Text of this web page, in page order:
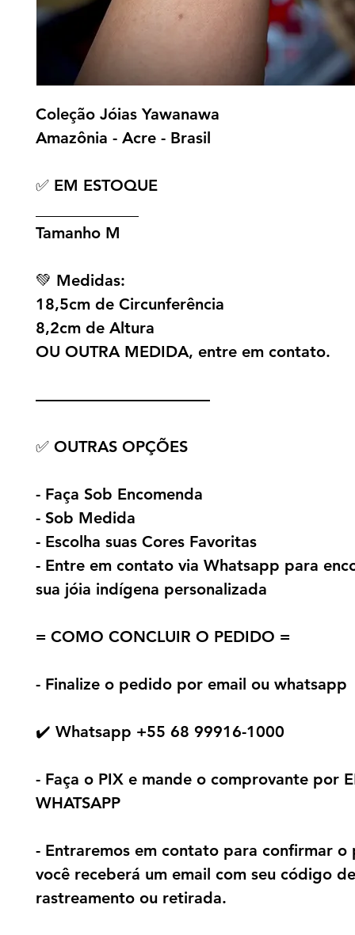
Coleção Jóias Yawanawa
Amazônia - Acre - Brasil
✅ EM ESTOQUE
Tamanho M
💚 Medidas:
18,5cm de Circunferência
8,2cm de Altura
OU OUTRA MEDIDA, entre em contato.
———————————
✅ OUTRAS OPÇÕES
- Faça Sob Encomenda
- Sob Medida
- Escolha suas Cores Favoritas
- Entre em contato via Whatsapp para
sua jóia indígena personalizada
= COMO CONCLUIR O PEDIDO =
- Finalize o pedido por email ou whatsapp
✔️ Whatsapp +55 68 99916-1000
- Faça o PIX e mande o comprovante por
WHATSAPP
- Entraremos em contato para confirmar o
você receberá um email com seu código de
rastreamento ou retirada.